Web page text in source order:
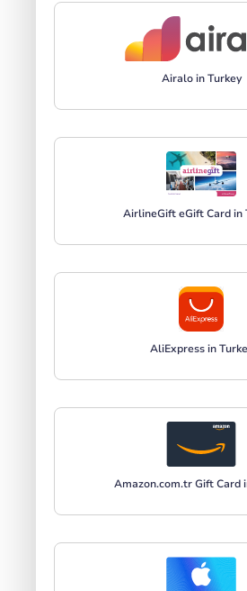
Airalo in Turkey
AirlineGift eGift Card in
AliExpress in
Amazon.com.tr Gift Card